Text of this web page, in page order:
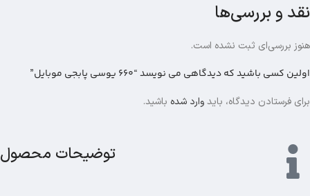
نقد و بررسی‌ها
هنوز بررسی‌ای ثبت نشده است.
اولین کسی باشید که دیدگاهی می نویسد “660 یوسی پابجی موبایل”
برای فرستادن دیدگاه، بایدوارد شده باشید.
توضیحات محصول